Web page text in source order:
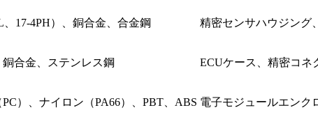
17-4PH）、銅合金、合金鋼 精密センサハウジング
合金、ステンレス鋼 ECUケース、精密コネ
）、ナイロン（PA66）、PBT、ABS 電子モジュールエンク